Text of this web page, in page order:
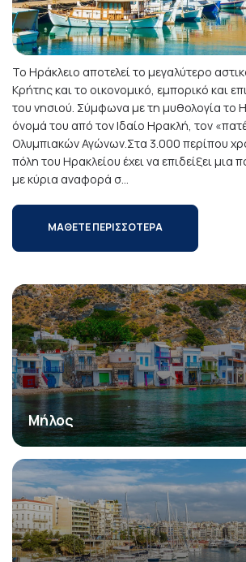
Το Ηράκλειο αποτελεί το μεγαλύτερο
Κρήτης και το οικονομικό, εμπορικό και
του νησιού. Σύμφωνα με τη μυθολογία το
όνομά του από τον Ιδαίο Ηρακλή, τον
Ολυμπιακών Αγώνων.Στα 3.000 περίπου
πόλη του Ηρακλείου έχει να επιδείξει μια
με κύρια αναφορά σ...
ΜΑΘΕΤΕ ΠΕΡΙΣΣΟΤΕΡΑ
Μήλος